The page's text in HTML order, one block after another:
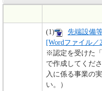
(1)
先端設備
[Wordファイル／
※認定を受けた
で作成してくだ
入に係る事業の
い。）